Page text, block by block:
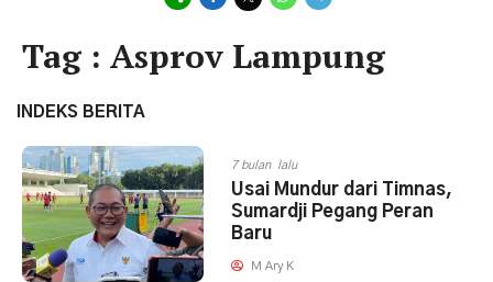
Tag : Asprov Lampung
INDEKS BERITA
7 bulan lalu
Usai Mundur dari Timnas,
Sumardji Pegang Peran
Baru
M Ary K